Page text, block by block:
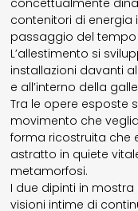
contenitori di energia
passaggio del tempo
L’allestimento si
installazioni davanti
e all’interno della
Tra le opere esposte
movimento che
forma ricostruita che
astratto in quiete
metamorfosi.
I due dipinti in
visioni intime di